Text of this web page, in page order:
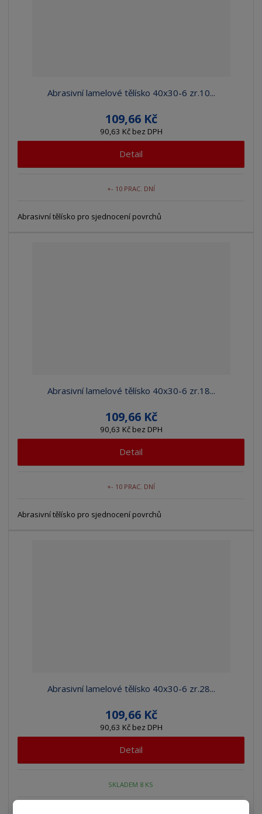
Abrasivní lamelové tělísko 40x30-6 zr.10...
109,66 Kč
90,63 Kč bez DPH
Detail
+- 10 PRAC. DNÍ
Abrasivní tělísko pro sjednocení povrchů
Abrasivní lamelové tělísko 40x30-6 zr.18...
109,66 Kč
90,63 Kč bez DPH
Detail
+- 10 PRAC. DNÍ
Abrasivní tělísko pro sjednocení povrchů
Abrasivní lamelové tělísko 40x30-6 zr.28...
109,66 Kč
90,63 Kč bez DPH
Detail
SKLADEM 8 KS